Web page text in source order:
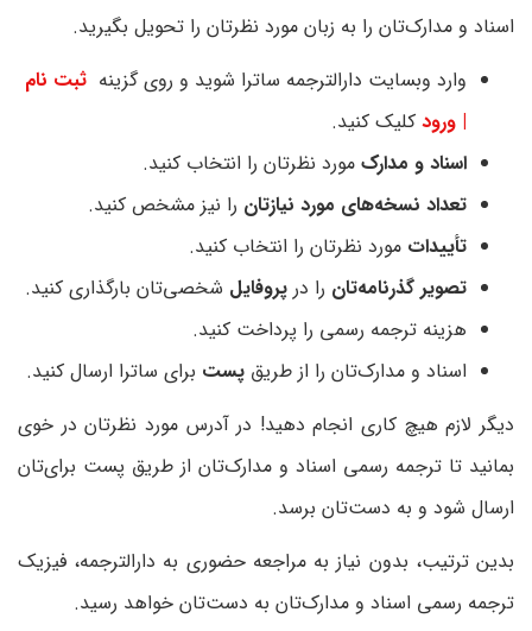
اسناد و مدارک‌تان را به زبان مورد نظرتان را تحویل بگیرید.
وارد وبسایت دارالترجمه ساترا شوید و روی گزینه ثبت نام
| ورود کلیک کنید.
اسناد و مدارک مورد نظرتان را انتخاب کنید.
تعداد نسخه‌های مورد نیازتان را نیز مشخص کنید.
تأییدات مورد نظرتان را انتخاب کنید.
تصویر گذرنامه‌تان را در پروفایل شخصی‌تان بارگذاری کنید.
هزینه ترجمه رسمی را پرداخت کنید.
اسناد و مدارک‌تان را از طریق پست برای ساترا ارسال کنید.
دیگر لازم هیچ کاری انجام دهید! در آدرس مورد نظرتان در خوی
بمانید تا ترجمه رسمی اسناد و مدارک‌تان از طریق پست برای‌تان
ارسال شود و به دست‌تان برسد.
بدین ترتیب، بدون نیاز به مراجعه حضوری به دارالترجمه، فیزیک
ترجمه رسمی اسناد و مدارک‌تان به دست‌تان خواهد رسید.